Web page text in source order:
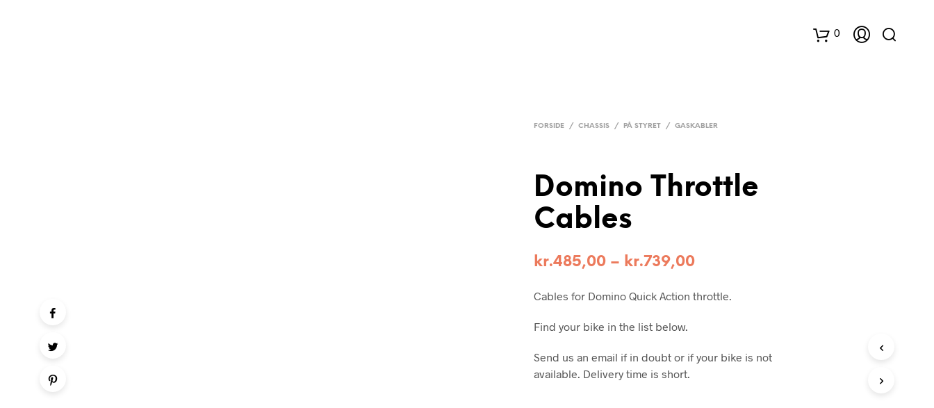
0
FORSIDE / CHASSIS / PÅ STYRET / GASKABLER
Domino Throttle
Cables
kr.485,00 – kr.739,00
Cables for Domino Quick Action throttle.
Find your bike in the list below.
Send us an email if in doubt or if your bike is not
available. Delivery time is short.